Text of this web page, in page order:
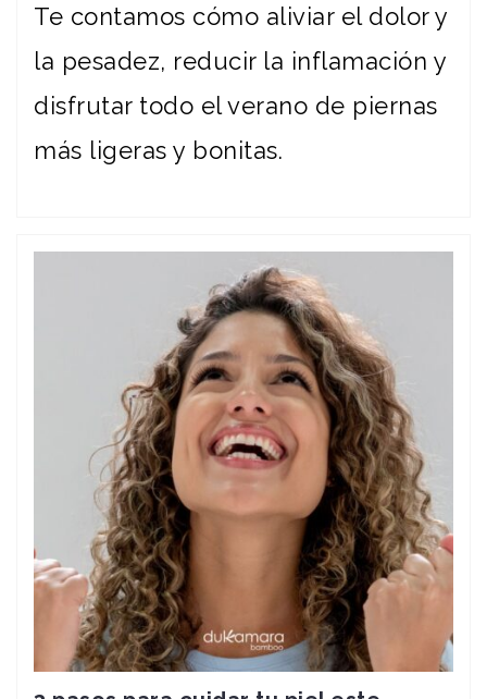
Te contamos cómo aliviar el dolor y
la pesadez, reducir la inflamación y
disfrutar todo el verano de piernas
más ligeras y bonitas.